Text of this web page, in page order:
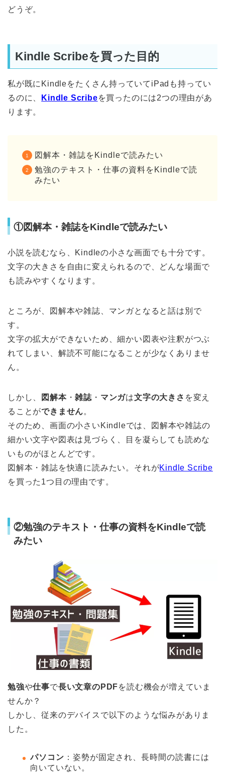
どうぞ。
Kindle Scribeを買った目的
私が既にKindleをたくさん持っていてiPadも持ってい
るのに、
Kindle Scribeを買ったのには2つの理由があ
ります。
図解本・雑誌をKindleで読みたい
勉強のテキスト・仕事の資料をKindleで読
みたい
①図解本・雑誌をKindleで読みたい
小説を読むなら、Kindleの小さな画面でも十分です。
文字の大きさを自由に変えられるので、どんな場面で
も読みやすくなります。
ところが、図解本や雑誌、マンガとなると話は別で
す。
文字の拡大ができないため、細かい図表や注釈がつぶ
れてしまい、解読不可能になることが少なくありませ
ん。
しかし、 図解本・雑誌 ・ マンガは文字の大きさ を変え
ることができません。
そのため、画面の小さいKindleでは、図解本や雑誌の
細かい文字や図表は見づらく、目を凝らしても読めな
いものがほとんどです。
図解本・雑誌を快適に読みたい。それがKindle Scribe
を買った1つ目の理由です。
②勉強のテキスト ・ 仕事の資料をKindleで読
みたい
勉強や仕事で長い文章のPDFを読む機会が増えていま
せんか？
しかし、従来のデバイスで以下のような悩みがありま
した。
パソコン ：姿勢が固定され、長時間の読書には
向いていない。